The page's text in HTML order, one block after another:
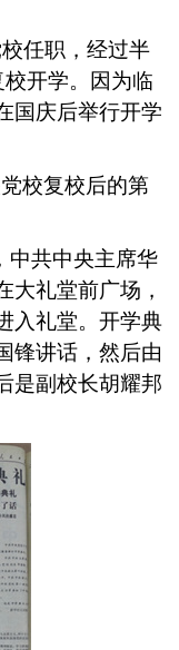
任职，经过半
校开学。因为临
国庆后举行开学
校复校后的第
中共中央主席华
大礼堂前广场，
入礼堂。开学典
锋讲话，然后由
是副校长胡耀邦